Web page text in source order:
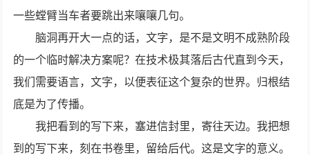
一些螳臂当车者要跳出来嚷嚷几句。
脑洞再开大一点的话，文字，是不是文明不成熟阶段
的一个临时解决方案呢？在技术极其落后古代直到今天，
我们需要语言，文字，以便表征这个复杂的世界。归根结
底是为了传播。
我把看到的写下来，塞进信封里，寄往天边。我把想
到的写下来，刻在书卷里，留给后代。这是文字的意义。